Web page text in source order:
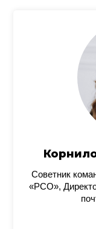
Советник
«РСО»,